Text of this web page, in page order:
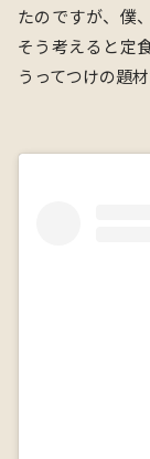
たのですが、僕
そう考えると定
うってつけの題